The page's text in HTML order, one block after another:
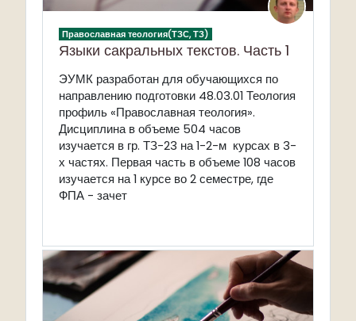
Православная теология(ТЗС, ТЗ)
Языки сакральных текстов. Часть 1
ЭУМК разработан для обучающихся по
направлению подготовки 48.03.01 Теология
профиль «Православная теология».
Дисциплина в объеме 504 часов
изучается в гр. ТЗ-23 на 1-2-м курсах в 3-
х частях. Первая часть в объеме 108 часов
изучается на 1 курсе во 2 семестре, где
ФПА - зачет